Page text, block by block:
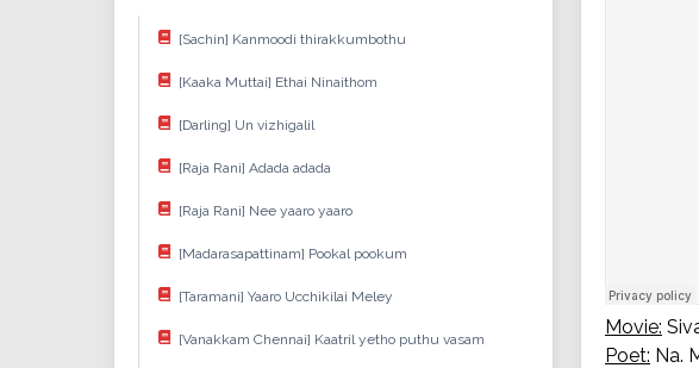
[Sachin] Kanmoodi thirakkumbothu
[Kaaka Muttai] Ethai Ninaithom
[Darling] Un vizhigalil
[Raja Rani] Adada adada
[Raja Rani] Nee yaaro yaaro
[Madarasapattinam] Pookal pookum
[Taramani] Yaaro Ucchikilai Meley
[Vanakkam Chennai] Kaatril yetho puthu vasam
Movie:
Poet: Na.